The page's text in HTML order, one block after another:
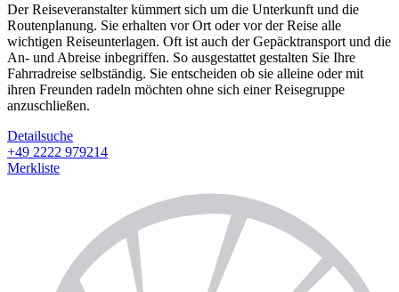
Der Reiseveranstalter kümmert sich um die Unterkunft und die
Routenplanung. Sie erhalten vor Ort oder vor der Reise alle
wichtigen Reiseunterlagen. Oft ist auch der Gepäcktransport und die
An- und Abreise inbegriffen. So ausgestattet gestalten Sie Ihre
Fahrradreise selbständig. Sie entscheiden ob sie alleine oder mit
ihren Freunden radeln möchten ohne sich einer Reisegruppe
anzuschließen.
Detailsuche
+49 2222 979214
Merkliste